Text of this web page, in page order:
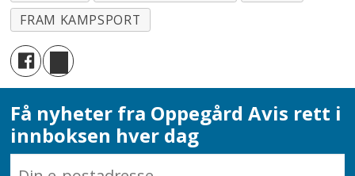
FRAM KAMPSPORT
Få nyheter fra Oppegård Avis rett i
innboksen hver dag